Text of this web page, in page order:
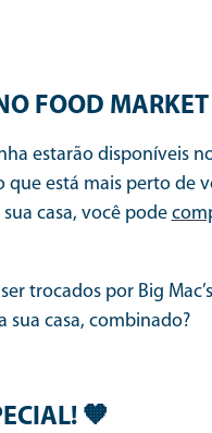
FOOD MARKET
estarão disponíveis
que está mais perto de
casa, você pode
trocados por Big
sua casa, combinado?
🧡